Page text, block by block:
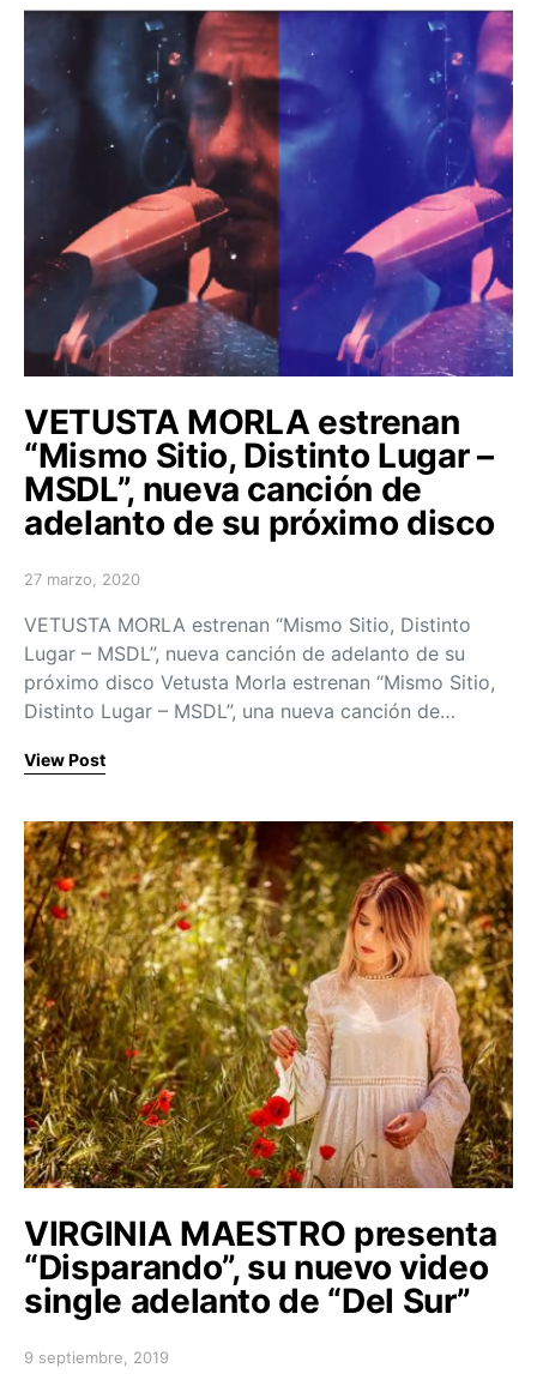
VETUSTA MORLA estrenan
“Mismo Sitio, Distinto Lugar –
MSDL”, nueva canción de
adelanto de su próximo disco
Posted on
27 marzo, 2020
VETUSTA MORLA estrenan “Mismo Sitio, Distinto
Lugar – MSDL”, nueva canción de adelanto de su
próximo disco Vetusta Morla estrenan “Mismo Sitio,
Distinto Lugar – MSDL”, una nueva canción de…
View Post
VIRGINIA MAESTRO presenta
“Disparando”, su nuevo video
single adelanto de “Del Sur”
Posted on
9 septiembre, 2019